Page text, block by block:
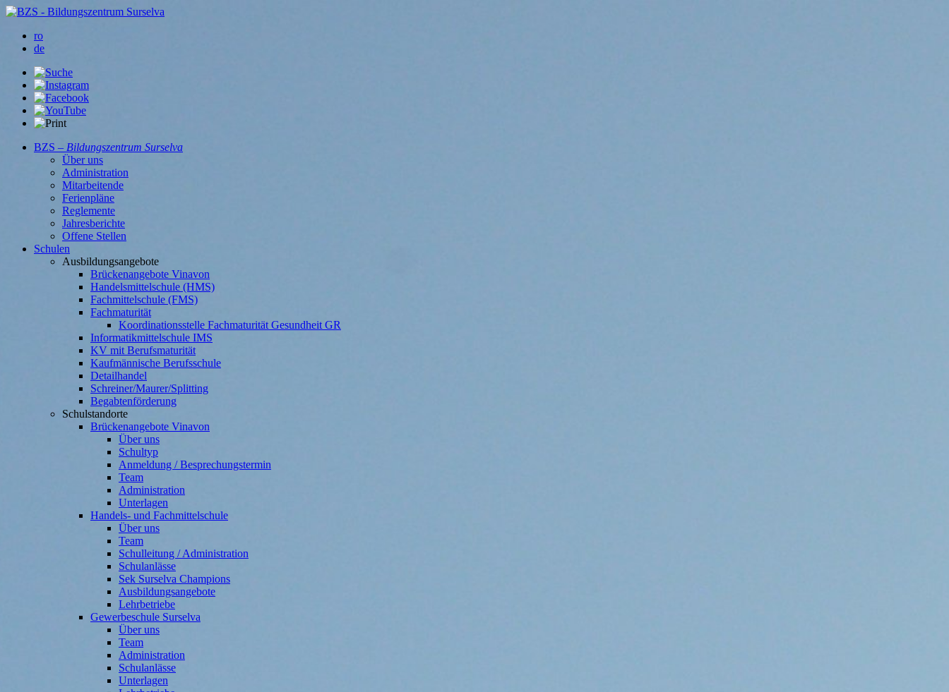
ro
de
BZS – Bildungszentrum Surselva
Über uns
Administration
Mitarbeitende
Ferienpläne
Reglemente
Jahresberichte
Offene Stellen
Schulen
Ausbildungsangebote
Brückenangebote Vinavon
Handelsmittelschule (HMS)
Fachmittelschule (FMS)
Fachmaturität
Koordinationsstelle Fachmaturität Gesundheit GR
Informatikmittelschule IMS
KV mit Berufsmaturität
Kaufmännische Berufsschule
Detailhandel
Schreiner/Maurer/Splitting
Begabtenförderung
Schulstandorte
Brückenangebote Vinavon
Über uns
Schultyp
Anmeldung / Besprechungstermin
Team
Administration
Unterlagen
Handels- und Fachmittelschule
Über uns
Team
Schulleitung / Administration
Schulanlässe
Sek Surselva Champions
Ausbildungsangebote
Lehrbetriebe
Gewerbeschule Surselva
Über uns
Team
Administration
Schulanlässe
Unterlagen